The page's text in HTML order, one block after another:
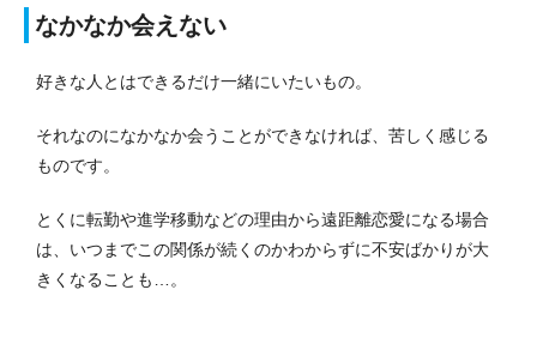
なかなか会えない
好きな人とはできるだけ一緒にいたいもの。
それなのになかなか会うことができなければ、苦しく感じる
ものです。
とくに転勤や進学移動などの理由から遠距離恋愛になる場合
は、いつまでこの関係が続くのかわからずに不安ばかりが大
きくなることも…。